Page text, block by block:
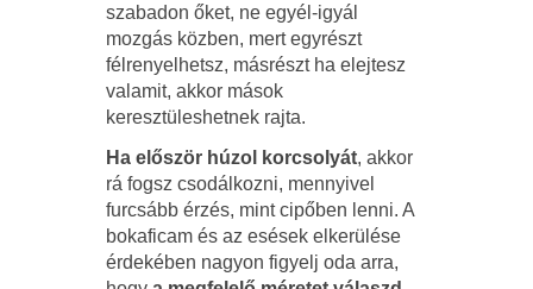
szabadon őket, ne egyél-igyál
mozgás közben, mert egyrészt
félrenyelhetsz, másrészt ha elejtesz
valamit, akkor mások
keresztüleshetnek rajta.
Ha először húzol korcsolyát, akkor
rá fogsz csodálkozni, mennyivel
furcsább érzés, mint cipőben lenni. A
bokaficam és az esések elkerülése
érdekében nagyon figyelj oda arra,